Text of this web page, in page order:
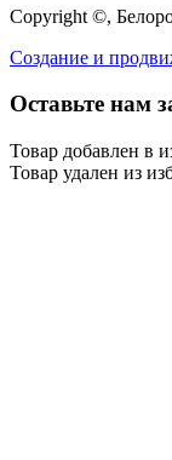
Copyright ©,
Создание и
Оставьте нам
Товар добавлен в
Товар удален из